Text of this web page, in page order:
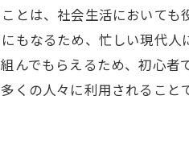
とは、社会生活において
もなるため、忙しい現代
んでもらえるため、初心
くの人々に利用されること